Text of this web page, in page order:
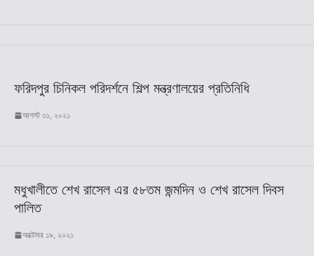
ফরিদপুর চিনিকল পরিদর্শনে শিল্প মন্ত্রণালয়ের প্রতিনিধি
আগস্ট ৩১, ২০২১
মধুখালীতে শেখ রাসেল এর ৫৮তম জন্মদিন ও শেখ রাসেল দিবস
পালিত
অক্টোবর ১৯, ২০২১